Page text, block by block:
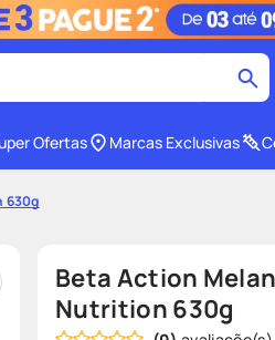
shampoo
protetor solar
Ofertas Marcas Exclusivas
630g
Beta Action
Nutrition 630g